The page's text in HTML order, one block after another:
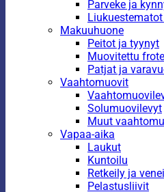
Parveke ja
Makuuhuone
Peitot ja tyynyt
Muovitettu
Patjat ja
Vaahtomuovit
Solumuovilevyt
Muut
Vapaa-aika
Laukut
Kuntoilu
Retkeily ja
Pelastusliivit